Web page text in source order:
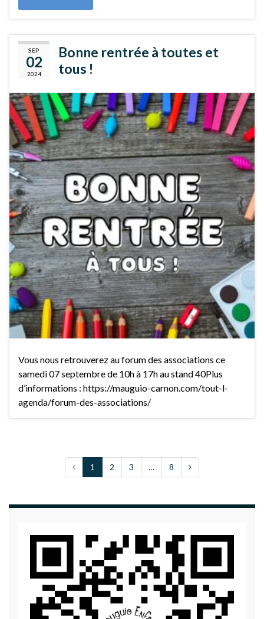
SEP
02
2024
Bonne rentrée à toutes et
tous !
Vous nous retrouverez au forum des associations ce
samedi 07 septembre de 10h à 17h au stand 40Plus
d’informations : https://mauguio-carnon.com/tout-l-
agenda/forum-des-associations/
1 2 3 … 8